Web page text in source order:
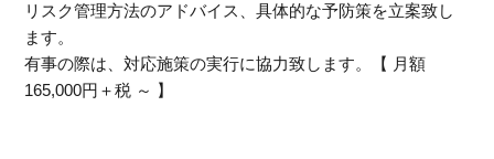
リスク管理方法のアドバイス、具体的な予防策を立案致し
ます。
有事の際は、対応施策の実行に協力致します。【 月額
165,000円＋税 ～ 】